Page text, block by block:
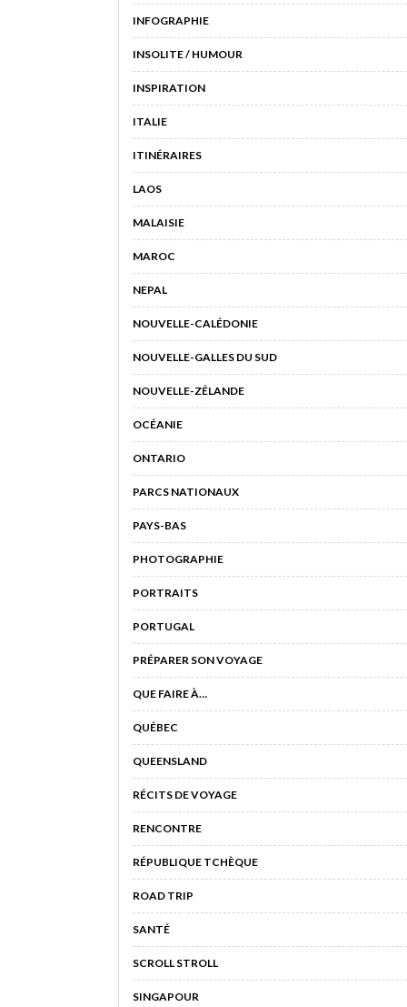
INFOGRAPHIE
INSOLITE / HUMOUR
INSPIRATION
ITALIE
ITINÉRAIRES
LAOS
MALAISIE
MAROC
NEPAL
NOUVELLE-CALÉDONIE
NOUVELLE-GALLES DU SUD
NOUVELLE-ZÉLANDE
OCÉANIE
ONTARIO
PARCS NATIONAUX
PAYS-BAS
PHOTOGRAPHIE
PORTRAITS
PORTUGAL
PRÉPARER SON VOYAGE
QUE FAIRE À…
QUÉBEC
QUEENSLAND
RÉCITS DE VOYAGE
RENCONTRE
RÉPUBLIQUE TCHÈQUE
ROAD TRIP
SANTÉ
SCROLL STROLL
SINGAPOUR